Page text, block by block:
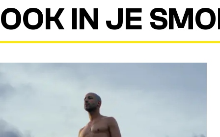
OOK IN JE